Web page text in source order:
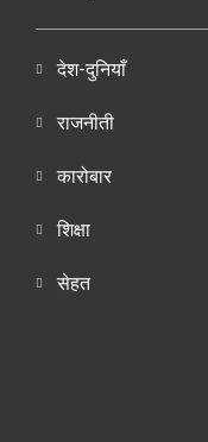
देश-दुनियाँ
राजनीती
कारोबार
शिक्षा
सेहत